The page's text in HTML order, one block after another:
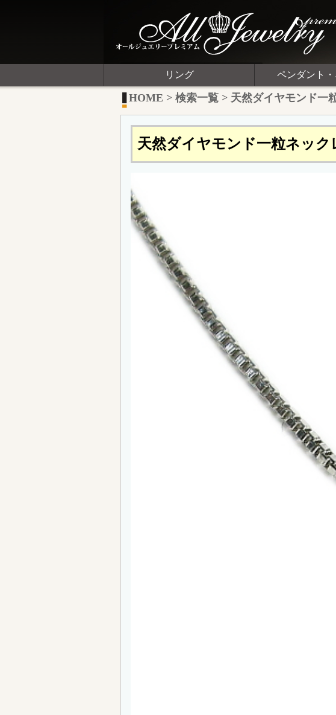
リング ペンダント
HOME > 検索一覧 > 天然ダイヤモンド一
天然ダイヤモンド一粒ネック